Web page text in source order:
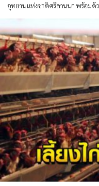
อุทยานแห่งชาติศรีลานนา พร้อม